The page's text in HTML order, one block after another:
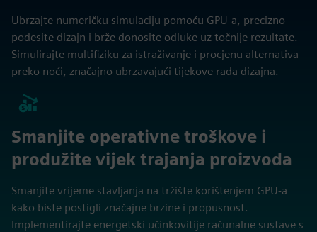
Ubrzajte numeričku simulaciju pomoću GPU-a, precizno
podesite dizajn i brže donosite odluke uz točnije rezultate.
Simulirajte multifiziku za istraživanje i procjenu alternativa
preko noći, značajno ubrzavajući tijekove rada dizajna.
Smanjite operativne troškove i
produžite vijek trajanja proizvoda
Smanjite vrijeme stavljanja na tržište korištenjem GPU-a
kako biste postigli značajne brzine i propusnost.
Implementirajte energetski učinkovitije računalne sustave s